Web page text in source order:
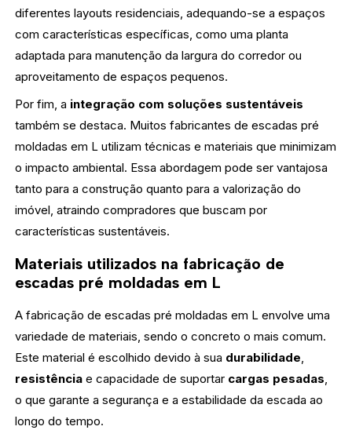
diferentes layouts residenciais, adequando-se a espaços
com características específicas, como uma planta
adaptada para manutenção da largura do corredor ou
aproveitamento de espaços pequenos.
Por fim, a integração com soluções sustentáveis
também se destaca. Muitos fabricantes de escadas pré
moldadas em L utilizam técnicas e materiais que minimizam
o impacto ambiental. Essa abordagem pode ser vantajosa
tanto para a construção quanto para a valorização do
imóvel, atraindo compradores que buscam por
características sustentáveis.
Materiais utilizados na fabricação de
escadas pré moldadas em L
A fabricação de escadas pré moldadas em L envolve uma
variedade de materiais, sendo o concreto o mais comum.
Este material é escolhido devido à sua durabilidade,
resistência e capacidade de suportar cargas pesadas,
o que garante a segurança e a estabilidade da escada ao
longo do tempo.